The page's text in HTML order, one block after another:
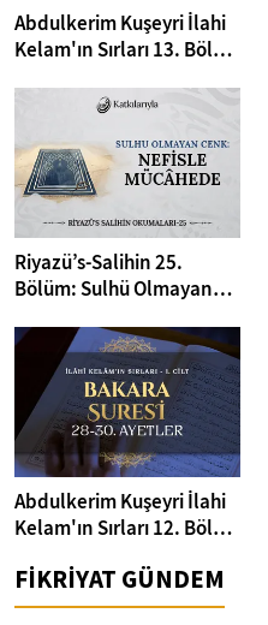
Abdulkerim Kuşeyri İlahi
Kelam'ın Sırları 13. Bölüm
Ayetler Tefsiri
Riyazü’s-Salihin 25.
Bölüm: Sulhü Olmayan
Abdulkerim Kuşeyri İlahi
Kelam'ın Sırları 12. Bölüm
Ayetler Tefsiri
FİKRİYAT GÜNDEM